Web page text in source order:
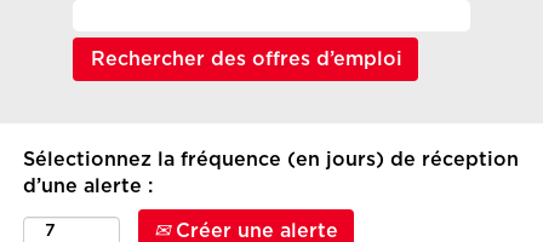
Sélectionnez la fréquence (en jours) de réception
d’une alerte :
Créer une alerte